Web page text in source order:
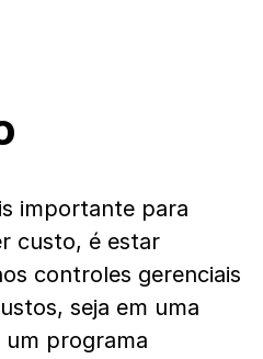
importante para
custo, é estar
controles gerenciais
seja em uma
um programa